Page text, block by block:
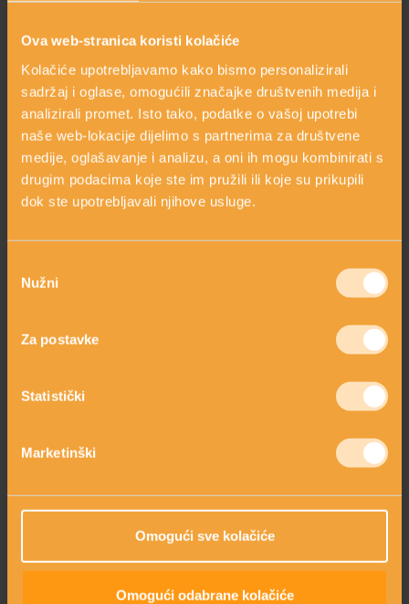
Ova web-stranica koristi kolačiće
Kolačiće upotrebljavamo kako bismo personalizirali
sadržaj i oglase, omogućili značajke društvenih medija i
analizirali promet. Isto tako, podatke o vašoj upotrebi
naše web-lokacije dijelimo s partnerima za društvene
medije, oglašavanje i analizu, a oni ih mogu kombinirati s
drugim podacima koje ste im pružili ili koje su prikupili
dok ste upotrebljavali njihove usluge.
pristanka
Nužni
Za postavke
Statistički
Marketinški
Omogući sve kolačiće
Omogući odabrane kolačiće
200 ml jer ste to Vi
24,90 €
ANTICELULITNO ULJE